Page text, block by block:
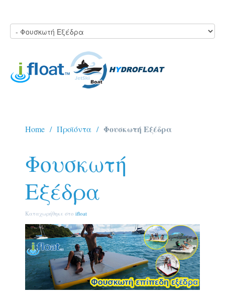
Home Προϊόντα Φουσκωτή Εξέδρα
Φουσκωτή
Εξέδρα
Καταχωρήθηκε στο ifloat